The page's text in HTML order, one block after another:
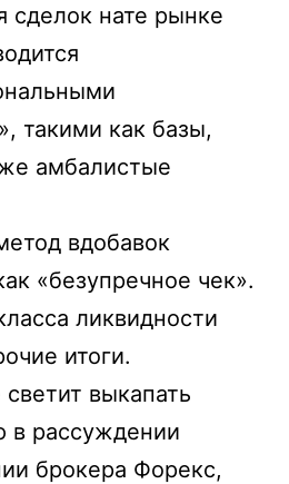
сделок нате рынке
такими как базы,
амбалистые
вдобавок
«безупречное чек».
ликвидности
итоги.
светит выкапать
в рассуждении
брокера Форекс,